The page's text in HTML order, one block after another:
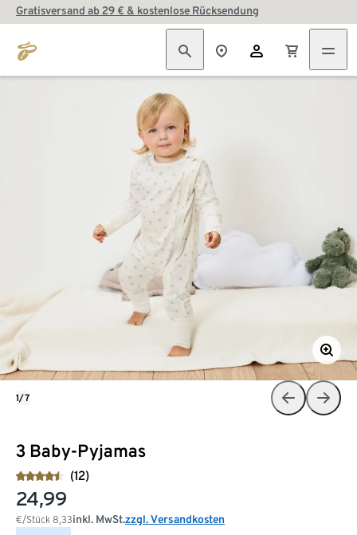
Gratisversand ab 29 € & kostenlose Rücksendung
3 Baby-Pyjamas
(12)
24,99
€/Stück 8,33inkl. MwSt.zzgl. Versandkosten
1/7